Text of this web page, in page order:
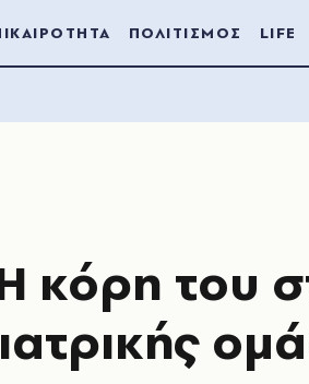
ΠΟΛΙΤΙΣΜΟΣ LIFE
κόρη του